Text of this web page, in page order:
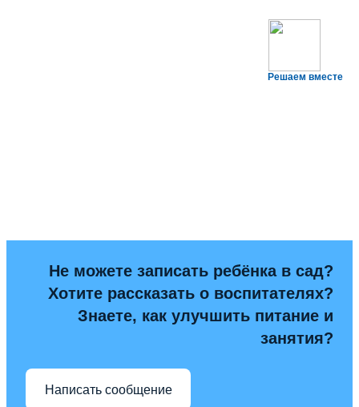
Решаем вместе
Не можете записать ребёнка в сад?
Хотите рассказать о воспитателях?
Знаете, как улучшить питание и
занятия?
Написать сообщение